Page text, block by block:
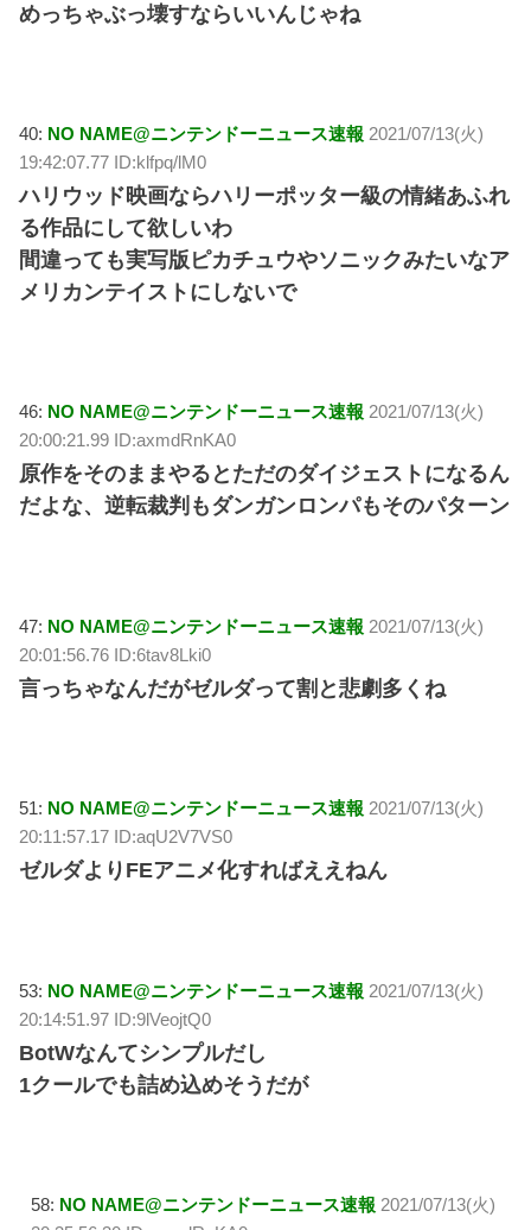
めっちゃぶっ壊すならいいんじゃね
40: NO NAME@ニンテンドーニュース速報 2021/07/13(火)
19:42:07.77 ID:klfpq/lM0
ハリウッド映画ならハリーポッター級の情緒あふれ
る作品にして欲しいわ
間違っても実写版ピカチュウやソニックみたいなア
メリカンテイストにしないで
46: NO NAME@ニンテンドーニュース速報 2021/07/13(火)
20:00:21.99 ID:axmdRnKA0
原作をそのままやるとただのダイジェストになるん
だよな、逆転裁判もダンガンロンパもそのパターン
47: NO NAME@ニンテンドーニュース速報 2021/07/13(火)
20:01:56.76 ID:6tav8Lki0
言っちゃなんだがゼルダって割と悲劇多くね
51: NO NAME@ニンテンドーニュース速報 2021/07/13(火)
20:11:57.17 ID:aqU2V7VS0
ゼルダよりFEアニメ化すればええねん
53: NO NAME@ニンテンドーニュース速報 2021/07/13(火)
20:14:51.97 ID:9lVeojtQ0
BotWなんてシンプルだし
1クールでも詰め込めそうだが
58: NO NAME@ニンテンドーニュース速報 2021/07/13(火)